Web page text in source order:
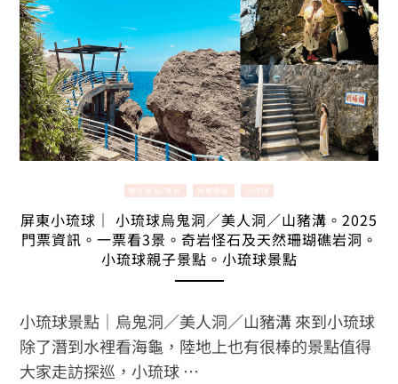
親子景點/美食 屏東景點 小琉球
屏東小琉球｜ 小琉球烏鬼洞／美人洞／山豬溝。2025
門票資訊。一票看3景。奇岩怪石及天然珊瑚礁岩洞。
小琉球親子景點。小琉球景點
小琉球景點｜烏鬼洞／美人洞／山豬溝 來到小琉球
除了潛到水裡看海龜，陸地上也有很棒的景點值得
大家走訪探巡，小琉球 …